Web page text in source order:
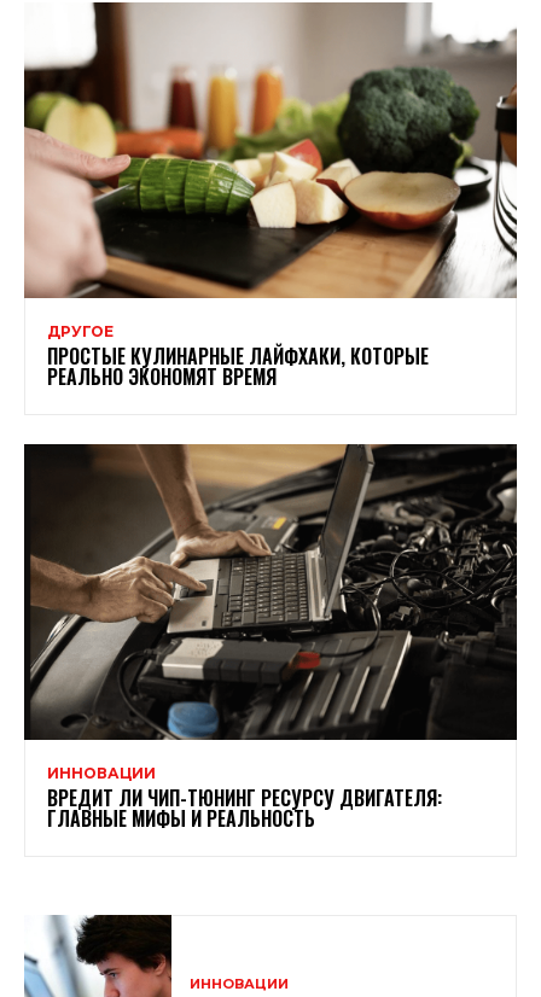
ДРУГОЕ
ПРОСТЫЕ КУЛИНАРНЫЕ ЛАЙФХАКИ, КОТОРЫЕ
РЕАЛЬНО ЭКОНОМЯТ ВРЕМЯ
ИННОВАЦИИ
ВРЕДИТ ЛИ ЧИП-ТЮНИНГ РЕСУРСУ ДВИГАТЕЛЯ:
ГЛАВНЫЕ МИФЫ И РЕАЛЬНОСТЬ
ИННОВАЦИИ